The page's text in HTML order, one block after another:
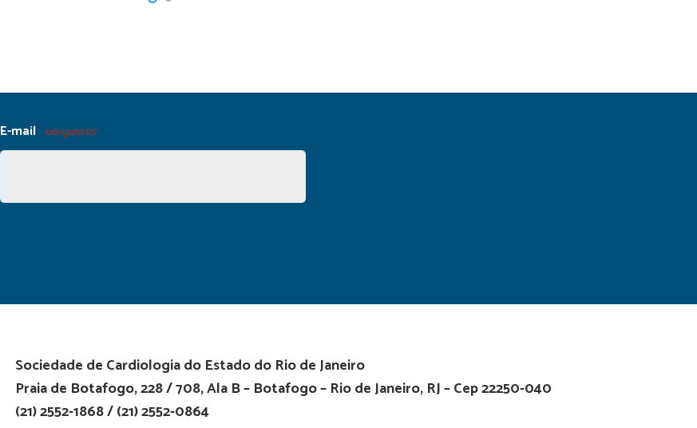
E-mail (obrigatório)
Sociedade de Cardiologia do Estado do Rio de Janeiro
Praia de Botafogo, 228 / 708, Ala B – Botafogo – Rio de Janeiro, RJ – Cep 22250-040
(21) 2552-1868 / (21) 2552-0864